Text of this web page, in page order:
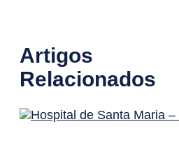
Artigos
Relacionados